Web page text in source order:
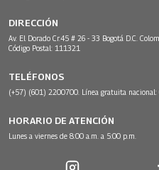
DIRECCIÓN
Av. El Dorado Cr.45 # 26 - 33 Bogotá D.C.
Código Postal: 111321
TELÉFONOS
(+57) (601) 2200700. Línea gratuita
HORARIO DE ATENCIÓN
Lunes a viernes de 8:00 a.m. a 5:00 p.m.